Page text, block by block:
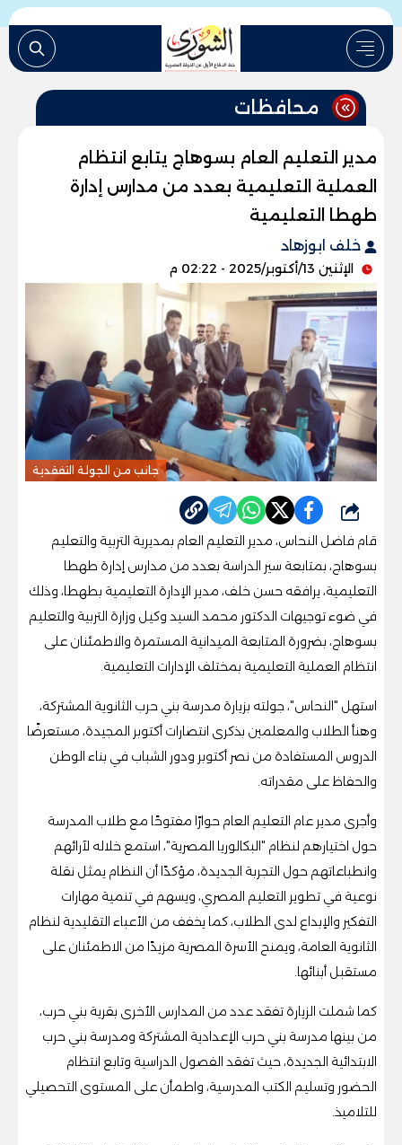
محافظات
مدير التعليم العام بسوهاج يتابع انتظام
العملية التعليمية بعدد من مدارس إدارة
طهطا التعليمية
خلف ابوزهاد
الإثنين 13/أكتوبر/2025 - 02:22 م
جانب من الجولة التفقدية
شارك
قام فاضل النحاس، مدير التعليم العام بمديرية التربية والتعليم
بسوهاج، بمتابعة سير الدراسة بعدد من مدارس إدارة طهطا
التعليمية، يرافقه حسن خلف، مدير الإدارة التعليمية بطهطا، وذلك
في ضوء توجيهات الدكتور محمد السيد وكيل وزارة التربية والتعليم
بسوهاج، بضرورة المتابعة الميدانية المستمرة والاطمئنان على
انتظام العملية التعليمية بمختلف الإدارات التعليمية.
استهل "النحاس"، جولته بزيارة مدرسة بني حرب الثانوية المشتركة،
وهنأ الطلاب والمعلمين بذكرى انتصارات أكتوبر المجيدة، مستعرضًا
الدروس المستفادة من نصر أكتوبر ودور الشباب في بناء الوطن
والحفاظ على مقدراته.
وأجرى مدير عام التعليم العام حوارًا مفتوحًا مع طلاب المدرسة
حول اختيارهم لنظام "البكالوريا المصرية"، استمع خلاله لآرائهم
وانطباعاتهم حول التجربة الجديدة، مؤكدًا أن النظام يمثل نقلة
نوعية في تطوير التعليم المصري، ويسهم في تنمية مهارات
التفكير والإبداع لدى الطلاب، كما يخفف من الأعباء التقليدية لنظام
الثانوية العامة، ويمنح الأسرة المصرية مزيدًا من الاطمئنان على
مستقبل أبنائها.
كما شملت الزيارة تفقد عدد من المدارس الأخرى بقرية بني حرب،
من بينها مدرسة بني حرب الإعدادية المشتركة ومدرسة بني حرب
الابتدائية الجديدة، حيث تفقد الفصول الدراسية وتابع انتظام
الحضور وتسليم الكتب المدرسية، واطمأن على المستوى التحصيلي
للتلاميذ.